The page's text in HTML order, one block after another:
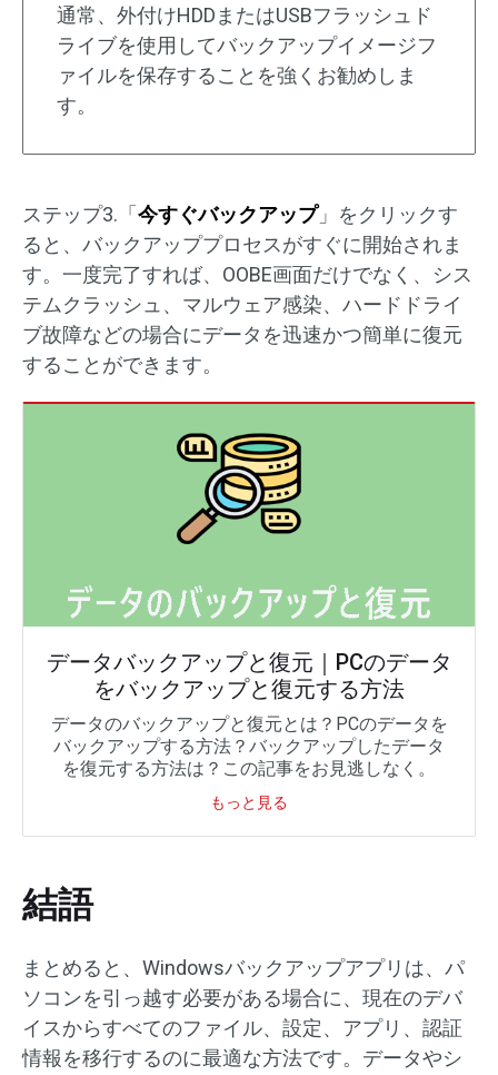
通常、外付けHDDまたはUSBフラッシュド
ライブを使用してバックアップイメージフ
ァイルを保存することを強くお勧めしま
す。
ステップ3.「 今すぐバックアップ」をクリックす
ると、バックアッププロセスがすぐに開始されま
す。一度完了すれば、OOBE画面だけでなく、シス
テムクラッシュ、マルウェア感染、ハードドライ
ブ故障などの場合にデータを迅速かつ簡単に復元
することができます。
データバックアップと復元｜PCのデータ
をバックアップと復元する方法
データのバックアップと復元とは？PCのデータを
バックアップする方法？バックアップしたデータ
を復元する方法は？この記事をお見逃しなく。
もっと見る
結語
まとめると、Windowsバックアップアプリは、パ
ソコンを引っ越す必要がある場合に、現在のデバ
イスからすべてのファイル、設定、アプリ、認証
情報を移行するのに最適な方法です。データやシ